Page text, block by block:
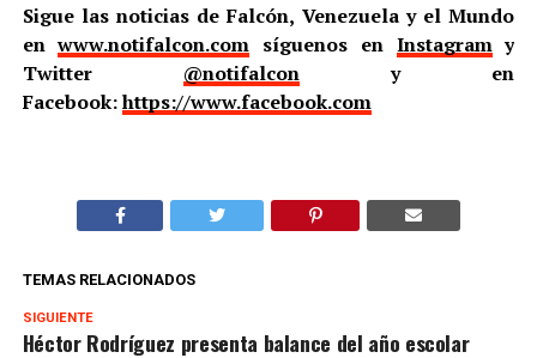
Sigue las noticias de Falcón, Venezuela y el Mundo
enwww.notifalcon.com síguenos en Instagramy
Twitter @notifalcony en
Facebook:https://www.facebook.com
TEMAS RELACIONADOS
SIGUIENTE
Héctor Rodríguez presenta balance del año escolar